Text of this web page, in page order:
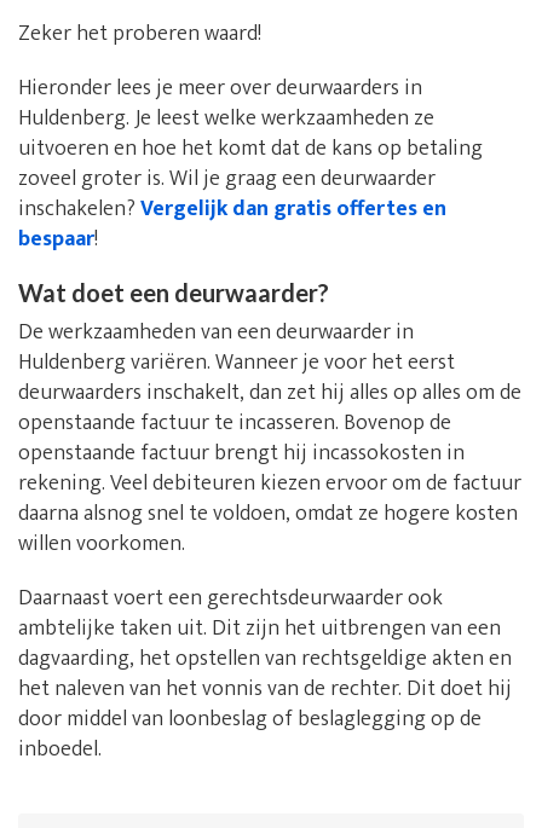
Zeker het proberen waard!
Hieronder lees je meer over deurwaarders in
Huldenberg. Je leest welke werkzaamheden ze
uitvoeren en hoe het komt dat de kans op betaling
zoveel groter is. Wil je graag een deurwaarder
inschakelen?Vergelijk dan gratis offertes en
bespaar!
Wat doet een deurwaarder?
De werkzaamheden van een deurwaarder in
Huldenberg variëren. Wanneer je voor het eerst
deurwaarders inschakelt, dan zet hij alles op alles om de
openstaande factuur te incasseren. Bovenop de
openstaande factuur brengt hij incassokosten in
rekening. Veel debiteuren kiezen ervoor om de factuur
daarna alsnog snel te voldoen, omdat ze hogere kosten
willen voorkomen.
Daarnaast voert een gerechtsdeurwaarder ook
ambtelijke taken uit. Dit zijn het uitbrengen van een
dagvaarding, het opstellen van rechtsgeldige akten en
het naleven van het vonnis van de rechter. Dit doet hij
door middel van loonbeslag of beslaglegging op de
inboedel.